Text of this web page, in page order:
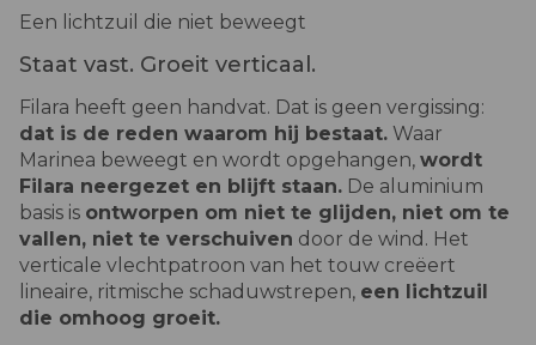
Een lichtzuil die niet beweegt
Staat vast. Groeit verticaal.
Filara heeft geen handvat. Dat is geen vergissing:
dat is de reden waarom hij bestaat. Waar
Marinea beweegt en wordt opgehangen, wordt
Filara neergezet en blijft staan. De aluminium
basis is ontworpen om niet te glijden, niet om te
vallen, niet te verschuiven door de wind. Het
verticale vlechtpatroon van het touw creëert
lineaire, ritmische schaduwstrepen, een lichtzuil
die omhoog groeit.